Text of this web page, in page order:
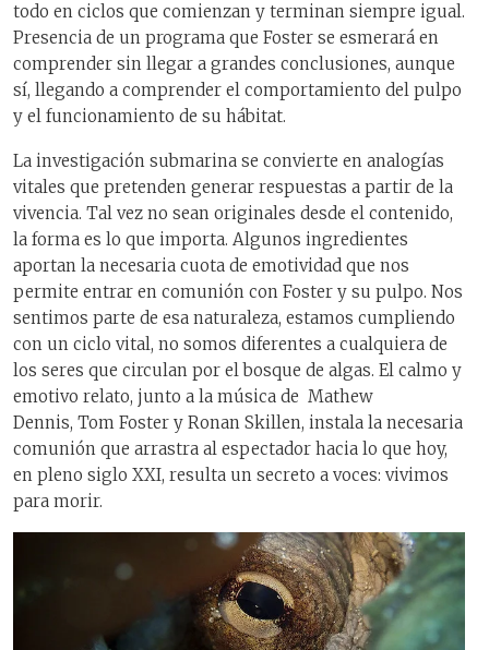
todo en ciclos que comienzan y terminan siempre igual.
Presencia de un programa que Foster se esmerará en
comprender sin llegar a grandes conclusiones, aunque
sí, llegando a comprender el comportamiento del pulpo
y el funcionamiento de su hábitat.
La investigación submarina se convierte en analogías
vitales que pretenden generar respuestas a partir de la
vivencia. Tal vez no sean originales desde el contenido,
la forma es lo que importa. Algunos ingredientes
aportan la necesaria cuota de emotividad que nos
permite entrar en comunión con Foster y su pulpo. Nos
sentimos parte de esa naturaleza, estamos cumpliendo
con un ciclo vital, no somos diferentes a cualquiera de
los seres que circulan por el bosque de algas. El calmo y
emotivo relato, junto a la música de Mathew
Dennis, Tom Foster y Ronan Skillen, instala la necesaria
comunión que arrastra al espectador hacia lo que hoy,
en pleno siglo XXI, resulta un secreto a voces: vivimos
para morir.